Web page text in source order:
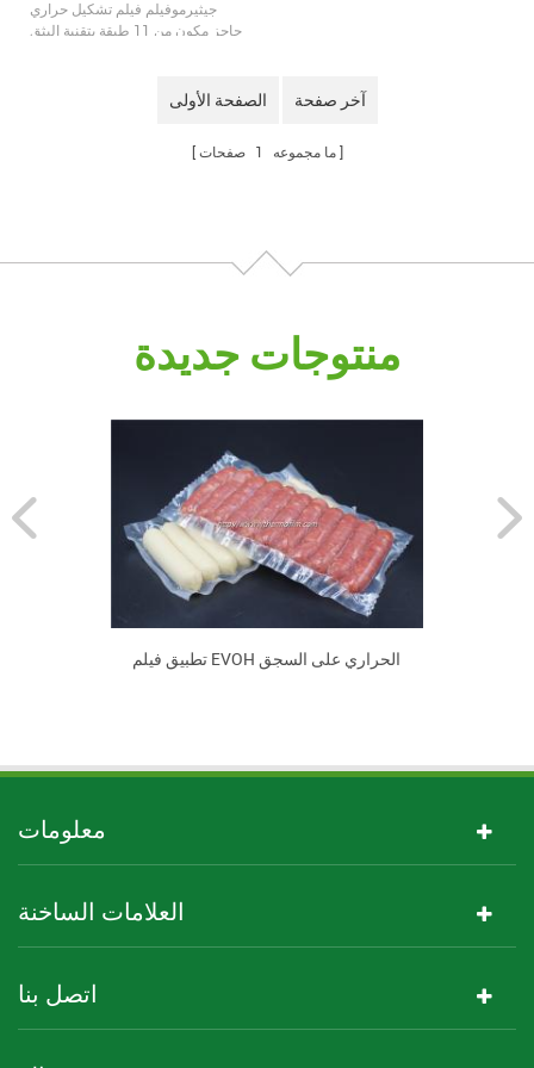
جيثيرموفيلم فيلم تشكيل حراري
حاجز مكون من 11 طبقة بتقنية البثق
الصفحة الأولى آخر صفحة
ما مجموعه 1 صفحات
منتوجات جديدة
تطبيق فيلم EVOH الحراري على السجق
معلومات
العلامات الساخنة
اتصل بنا